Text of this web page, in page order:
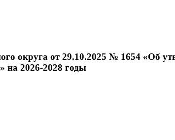
округа от 29.10.2025 № 1654 «Об
на 2026-2028 годы